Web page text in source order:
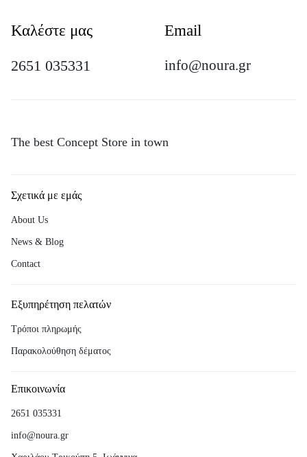
Καλέστε μας
2651 035331
Email
info@noura.gr
The best Concept Store in town
Σχετικά με εμάς
About Us
News & Blog
Contact
Εξυπηρέτηση πελατών
Τρόποι πληρωμής
Παρακολούθηση δέματος
Επικοινωνία
2651 035331
info@noura.gr